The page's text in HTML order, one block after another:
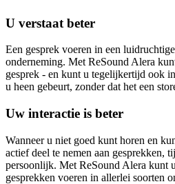
U verstaat beter
Een gesprek voeren in een
onderneming. Met ReSound Alera
gesprek - en kunt u tegelijkertijd ook
u heen gebeurt, zonder dat het een
Uw interactie is beter
Wanneer u niet goed kunt horen en
actief deel te nemen aan gesprekken,
persoonlijk. Met ReSound Alera kunt
gesprekken voeren in allerlei soorten